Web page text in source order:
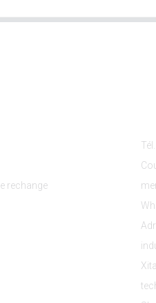
rechange